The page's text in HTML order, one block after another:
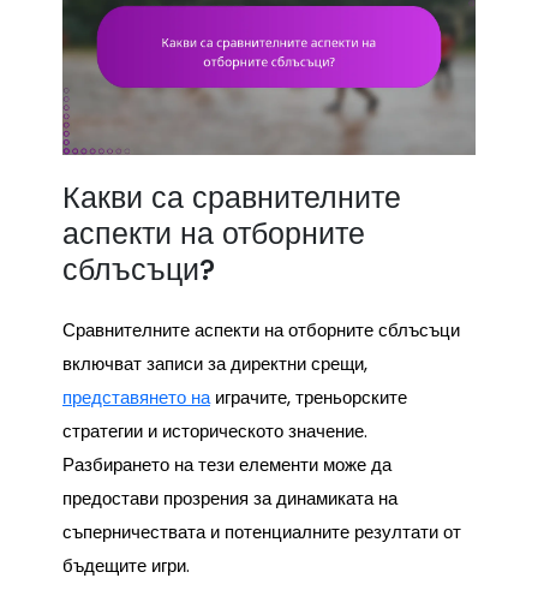
Какви са сравнителните
аспекти на отборните
сблъсъци?
Сравнителните аспекти на отборните сблъсъци
включват записи за директни срещи,
представянето наиграчите, треньорските
стратегии и историческото значение.
Разбирането на тези елементи може да
предостави прозрения за динамиката на
съперничествата и потенциалните резултати от
бъдещите игри.